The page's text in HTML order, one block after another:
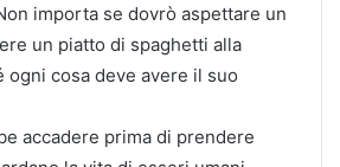
importa se dovrò aspettare un
un piatto di spaghetti alla
ogni cosa deve avere il suo
accadere prima di prendere